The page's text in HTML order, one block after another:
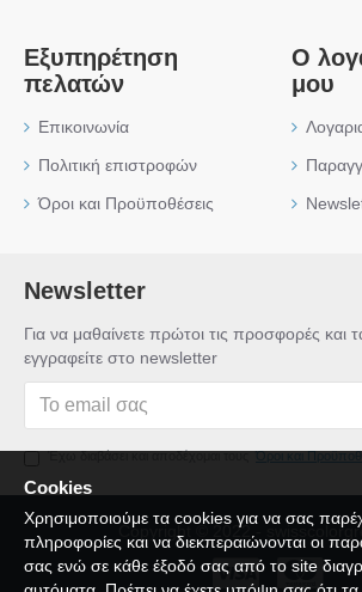
Εξυπηρέτηση
πελατών
Επικοινωνία
Πολιτική επιστροφών
Όροι και Προϋποθέσεις
Ο
μου
Newsletter
Για να μαθαίνετε πρώτοι τις προσφορές και
εγγραφείτε στο newsletter
Έχω διαβάσει και αποδέχομαι τους Όροι και
Copyright © 2022 -
Cookies
Χρησιμοποιούμε τα cookies για να σας
πληροφορίες και να διεκπεραιώνονται οι
σας ενώ σε κάθε έξοδό σας από το site